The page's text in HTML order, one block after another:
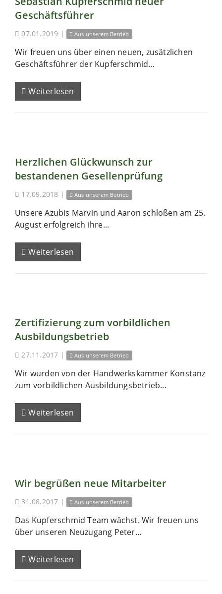
Geschäftsführer
07.01.2019 | Aus unserem Betrieb
Wir freuen uns über einen neuen, zusätzlichen
Geschäftsführer der Kupferschmid...
Weiterlesen
Herzlichen Glückwunsch zur
bestandenen Gesellenprüfung
17.09.2018 | Aus unserem Betrieb
Unsere Azubis Marvin und Aaron schloßen am 25.
August erfolgreich ihre...
Weiterlesen
Zertifizierung zum vorbildlichen
Ausbildungsbetrieb
27.11.2017 | Aus unserem Betrieb
Wir wurden von der Handwerkskammer Konstanz
zum vorbildlichen Ausbildungsbetrieb...
Weiterlesen
Wir begrüßen neue Mitarbeiter
31.08.2017 | Aus unserem Betrieb
Das Kupferschmid Team wächst. Wir freuen uns
über unseren Neuzugang Peter...
Weiterlesen